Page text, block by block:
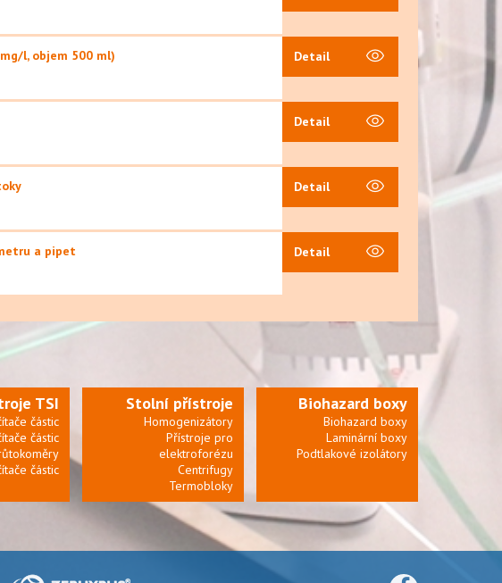
l, objem 500 ml) Detail
Detail
Detail
a pipet Detail
TSI
částic
částic
částic
Stolní přístroje
Homogenizátory
Přístroje pro
elektroforézu
Centrifugy
Termobloky
Biohazard boxy
Biohazard boxy
Laminární boxy
Podtlakové izolátory